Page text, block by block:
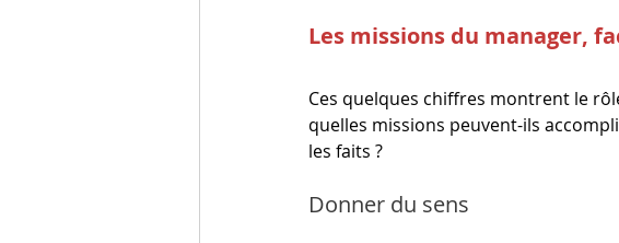
Les missions du manager,
Ces quelques chiffres montrent le
quelles missions peuvent-ils
les faits ?
Donner du sens